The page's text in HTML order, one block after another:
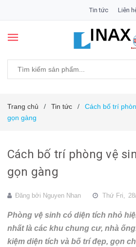
Tin tức Liên
Trang chủ / Tin tức /
Cách bố trí
gọn gàng
Cách bố trí phòng vệ
gọn gàng
Đăng bởi Nguyen Nhan Thứ Fri,
Phòng vệ sinh có diện tích nhỏ
nhất là các khu chung cư, nhà
kiệm diện tích và bố trí đẹp, gọn